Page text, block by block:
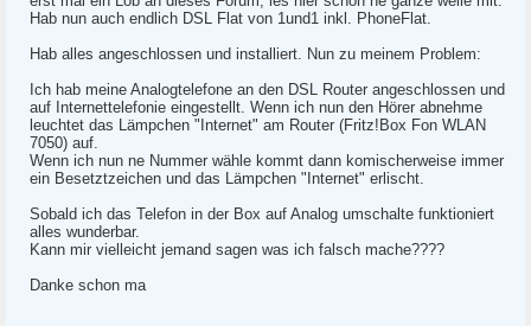
Hab nun auch endlich DSL Flat von 1und1 inkl. PhoneFlat.
Hab alles angeschlossen und installiert. Nun zu meinem Problem:
Ich hab meine Analogtelefone an den DSL Router angeschlossen und
auf Internettelefonie eingestellt. Wenn ich nun den Hörer abnehme
leuchtet das Lämpchen "Internet" am Router (Fritz!Box Fon WLAN
7050) auf.
Wenn ich nun ne Nummer wähle kommt dann komischerweise immer
ein Besetztzeichen und das Lämpchen "Internet" erlischt.
Sobald ich das Telefon in der Box auf Analog umschalte funktioniert
alles wunderbar.
Kann mir vielleicht jemand sagen was ich falsch mache????
Danke schon ma